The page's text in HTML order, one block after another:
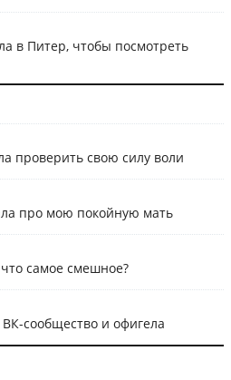
в Питер, чтобы посмотреть
проверить свою силу воли
про мою покойную мать
самое смешное?
сообщество и офигела